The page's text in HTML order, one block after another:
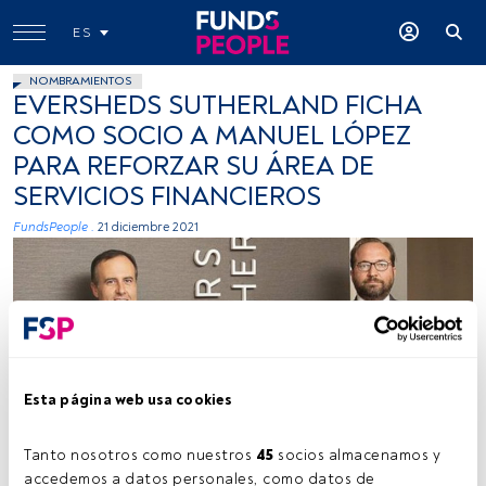
Esta página web usa cookies
Tanto nosotros como nuestros 45 socios almacenamos y
accedemos a datos personales, como datos de
ES
NOMBRAMIENTOS
EVERSHEDS SUTHERLAND FICHA
COMO SOCIO A MANUEL LÓPEZ
PARA REFORZAR SU ÁREA DE
SERVICIOS FINANCIEROS
FundsPeople . 21 diciembre 2021